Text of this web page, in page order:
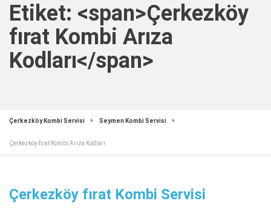
Etiket: <span>Çerkezköy
fırat Kombi Arıza
Kodları</span>
Çerkezköy Kombi Servisi Seymen Kombi Servisi
Çerkezköy fırat Kombi Arıza Kodları
Çerkezköy fırat Kombi Servisi